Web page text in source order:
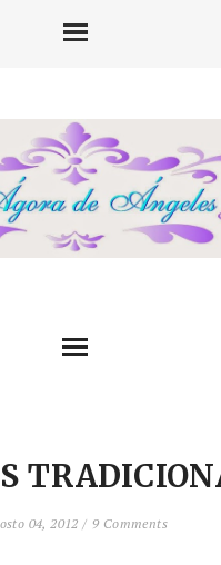
04, 2012 / 9 Comments